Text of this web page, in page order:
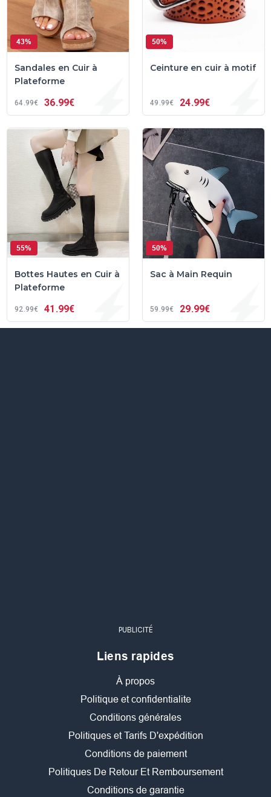
43%
Sandales en Cuir à
Plateforme
64 99€ 36 99€
50%
Ceinture en cuir à motif
49 99€ 24 99€
55%
Bottes Hautes en Cuir à
Plateforme
92 99€ 41 99€
50%
Sac à Main Requin
59 99€ 29 99€
PUBLICITÉ
Liens rapides
À propos
Politique et confidentialite
Conditions générales
Politiques et Tarifs D'expédition
Conditions de paiement
Politiques De Retour Et Remboursement
Conditions de garantie